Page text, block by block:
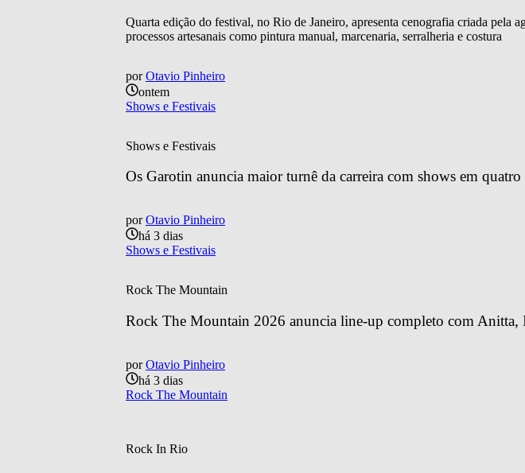
Quarta edição do festival, no Rio de Janeiro, apresenta cenografia criada pela
processos artesanais como pintura manual, marcenaria, serralheria e costura
por Otavio Pinheiro
ontem
Shows e Festivais
Shows e Festivais
Os Garotin anuncia maior turnê da carreira com shows em quatro
por Otavio Pinheiro
há 3 dias
Shows e Festivais
Rock The Mountain
Rock The Mountain 2026 anuncia line-up completo com Anitta,
por Otavio Pinheiro
há 3 dias
Rock The Mountain
Rock In Rio